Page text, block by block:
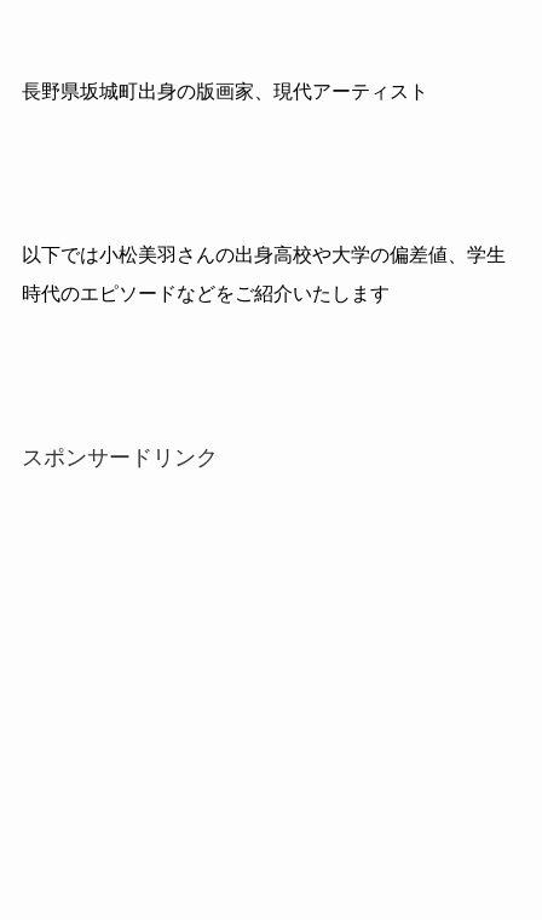
長野県坂城町出身の版画家、現代アーティスト
以下では小松美羽さんの出身高校や大学の偏差値、学生
時代のエピソードなどをご紹介いたします
スポンサードリンク